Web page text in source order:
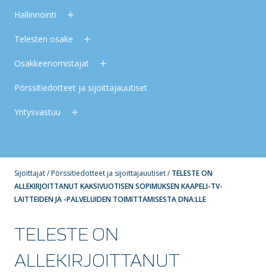
Hallinnointi
Telesten osake
Osakkeenomistajat
Pörssitiedotteet ja sijoittajauutiset
Yritysvastuu
Sijoittajat/Pörssitiedotteet ja sijoittajauutiset/TELESTE ON
ALLEKIRJOITTANUT KAKSIVUOTISEN SOPIMUKSEN KAAPELI-TV-
LAITTEIDEN JA -PALVELUIDEN TOIMITTAMISESTA DNA:LLE
TELESTE ON
ALLEKIRJOITTANUT